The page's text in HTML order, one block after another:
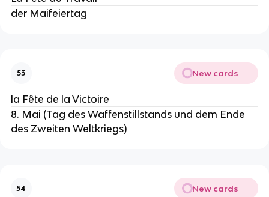
der Maifeiertag
53 New cards
la Fête de la Victoire
8. Mai (Tag des Waffenstillstands und dem Ende
des Zweiten Weltkriegs)
54 New cards